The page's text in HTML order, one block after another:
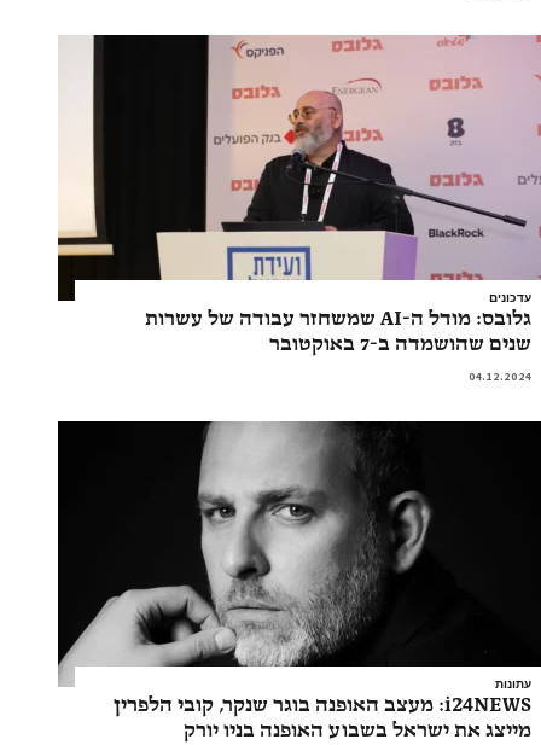
עדכונים
גלובס: מודל ה-AI שמשחזר עבודה של עשרות
שנים שהושמדה ב-7 באוקטובר
04.12.2024
עתונות
i24NEWS: מעצב האופנה בוגר שנקר, קובי הלפרין
מייצג את ישראל בשבוע האופנה בניו יורק